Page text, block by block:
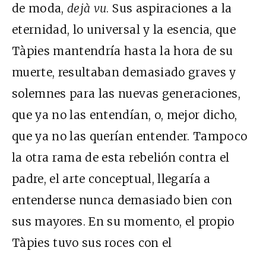
de moda,dejà vu. Sus aspiraciones a la
eternidad, lo universal y la esencia, que
Tàpies mantendría hasta la hora de su
muerte, resultaban demasiado graves y
solemnes para las nuevas generaciones,
que ya no las entendían, o, mejor dicho,
que ya no las querían entender. Tampoco
la otra rama de esta rebelión contra el
padre, el arte conceptual, llegaría a
entenderse nunca demasiado bien con
sus mayores. En su momento, el propio
Tàpies tuvo sus roces con el